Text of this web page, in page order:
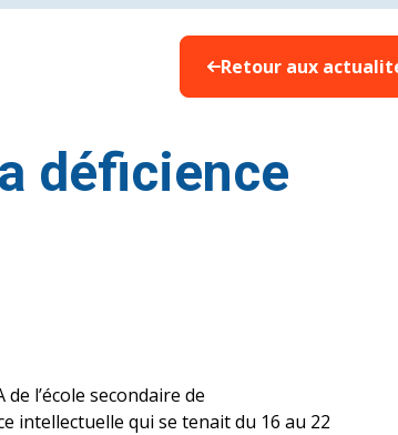
Retour aux
déficience
l’école secondaire de
intellectuelle qui se tenait du 16 au 22